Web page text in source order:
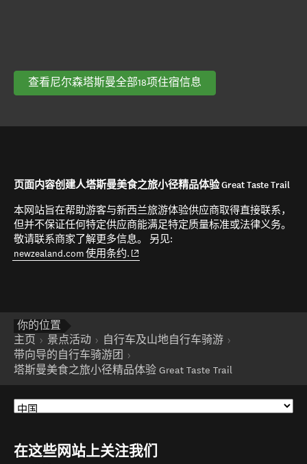
查看尼尔森塔斯曼全部18项住宿信息
页面内容创建人塔斯曼美食之旅小径精品体验 Great Taste Trail
本网站旨在帮助游客与新西兰旅游体验供应商取得直接联系，
但并不保证任何特定供应商能满足特定质量标准或法律义务。
敬请联系商家了解更多信息。 另见:
newzealand.com 使用条约. (opens in new window)
你的位置
主页
景点活动
自行车及山地自行车骑游
带向导的自行车骑游团
塔斯曼美食之旅小径精品体验 Great Taste Trail
在这些网站上关注我们